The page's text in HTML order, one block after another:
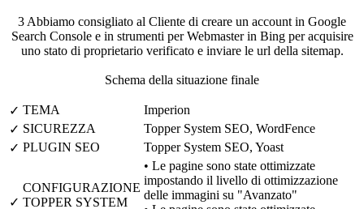
3 Abbiamo consigliato al Cliente di creare un account in Google
Search Console e in strumenti per Webmaster in Bing per acquisire
uno stato di proprietario verificato e inviare le url della sitemap.
Schema della situazione finale
✓ TEMA
Imperion
✓ SICUREZZA
Topper System SEO, WordFence
✓ PLUGIN SEO Topper System SEO, Yoast
✓
CONFIGURAZIONE
TOPPER SYSTEM
• Le pagine sono state ottimizzate
impostando il livello di ottimizzazione
delle immagini su "Avanzato"